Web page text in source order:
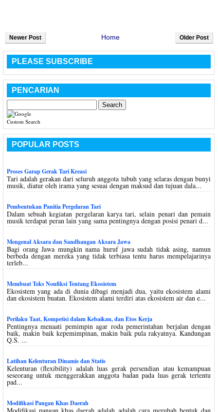
Newer Post Older Post
Home
PLEASE SUBSCRIBE
PENCARIAN
Custom Search
POPULAR POSTS
Proses Garap Gerak Tari Kreasi
Tari adalah gerakan dari seluruh anggota tubuh yang selaras dengan bunyi
musik, diatur oleh irama yang sesuai dengan maksud dan tujuan dala...
Pembentukan Panitia Pergelaran Tari
Dalam sebuah kegiatan pergelaran karya tari, selain penari dan pemain
musik terdapat peran lain yang sama pentingnya dengan posisi penari d...
Mengenal Aksara dan Sandhangan Aksara Jawa
Bagi orang Jawa mungkin nama huruf jawa sudah tidak asing, namun
berbeda dengan mereka yang tidak terbiasa tentu harus mempelajarinya
terleb...
Membuat Teks Nonfiksi Tentang Ekosistem
Ekosistem yang ada di dunia dibagi menjadi dua, yaitu ekosistem alami
dan ekosistem buatan. Ekosistem alami terdiri atas ekosistem air dan e...
Perilaku Taat, Kompetisi dalam Kebaikan, dan Etos Kerja
Pentingnya menaati pemimpin agar roda pemerintahan berjalan dengan
baik, makin baik kepemimpinan, makin baik pula rakyatnya. Kandungan
Q.S. ...
Latihan Kelenturan Dinamis dan Statis
Kelenturan (flexibility) adalah luas gerak persendian atau kemampuan
seseorang untuk menggerakkan anggota badan pada luas gerak tertentu
pad...
Modifikasi Pangan Khas Daerah